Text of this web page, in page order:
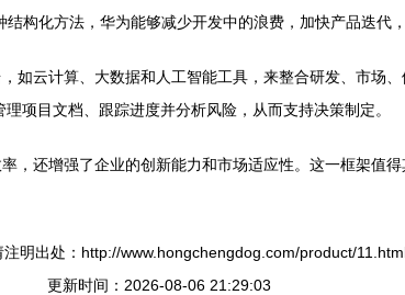
构化方法，华为能够减少开发中的浪费，加快产品迭代
如云计算、大数据和人工智能工具，来整合研发、市场
项目文档、跟踪进度并分析风险，从而支持决策制定。
，还增强了企业的创新能力和市场适应性。这一框架值
注明出处：http://www.hongchengdog.com/product/
更新时间：2026-08-06 21:29:03